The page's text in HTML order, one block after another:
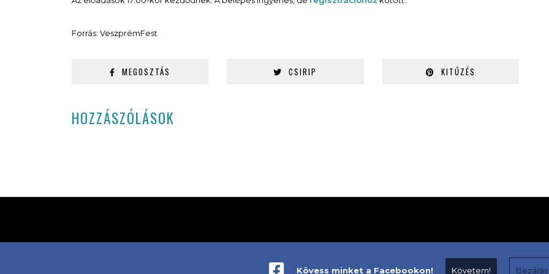
Forrás: VeszprémFest
MEGOSZTÁS CSIRIP KITŰZÉS
HOZZÁSZÓLÁSOK
Kövess minket a Facebookon! Követem! Bezárás